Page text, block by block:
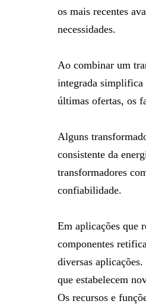
os mais recentes
necessidades.
Ao combinar um
integrada simplifica
últimas ofertas, os
Alguns
consistente da
transformadores
confiabilidade.
Em aplicações que
componentes
diversas
que estabelecem
Os recursos e